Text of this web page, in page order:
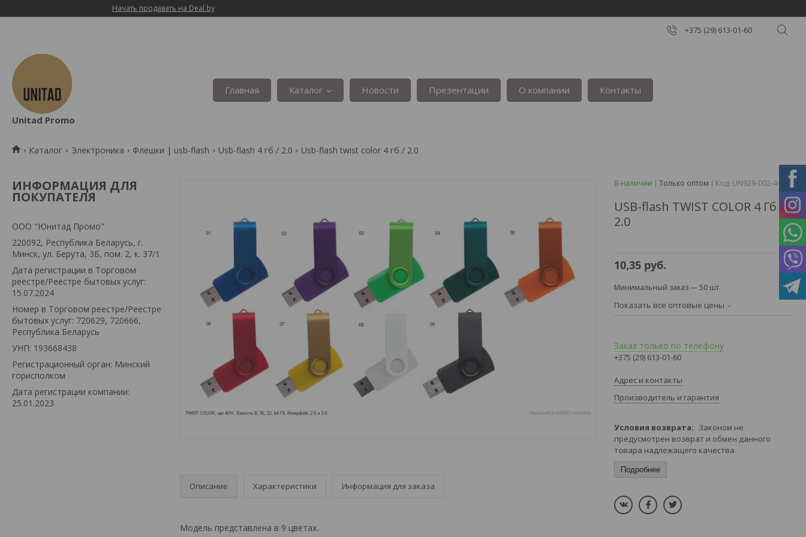
Начать продавать на Deal.by
+375 (29) 613-01-60
Unitad Promo
Главная Каталог Новости Презентации О компании Контакты
Каталог Электроника Флешки | usb-flash Usb-flash 4 гб / 2.0 Usb-flash twist color 4 гб / 2.0
ИНФОРМАЦИЯ ДЛЯ
ПОКУПАТЕЛЯ
OOO "Юнитад Промо"
220092, Республика Беларусь, г.
Минск, ул. Берута, 3Б, пом. 2, к. 37/1
Дата регистрации в Торговом
реестре/Реестре бытовых услуг:
15.07.2024
Номер в Торговом реестре/Реестре
бытовых услуг: 720629, 720666,
Республика Беларусь
УНП: 193668438
Регистрационный орган: Минский
горисполком
Дата регистрации компании:
25.01.2023
Описание Характеристики Информация для заказа
Модель представлена в 9 цветах.
В наличии Только оптом Код: UN929-002-4-2
USB-flash TWIST COLOR 4 Гб /
2.0
10,35 руб.
Минимальный заказ — 50 шт.
Показать все оптовые цены
Заказ только по телефону
+375 (29) 613-01-60
Адрес и контакты
Производитель и гарантия
Законом не
предусмотрен возврат и обмен данного
товара надлежащего качества
Подробнее